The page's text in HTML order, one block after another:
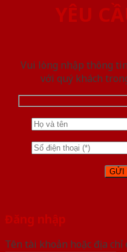
YÊU
Vui lòng nhập thông
với quý khách
Đăng nhập
Tên tài khoản hoặc địa chỉ